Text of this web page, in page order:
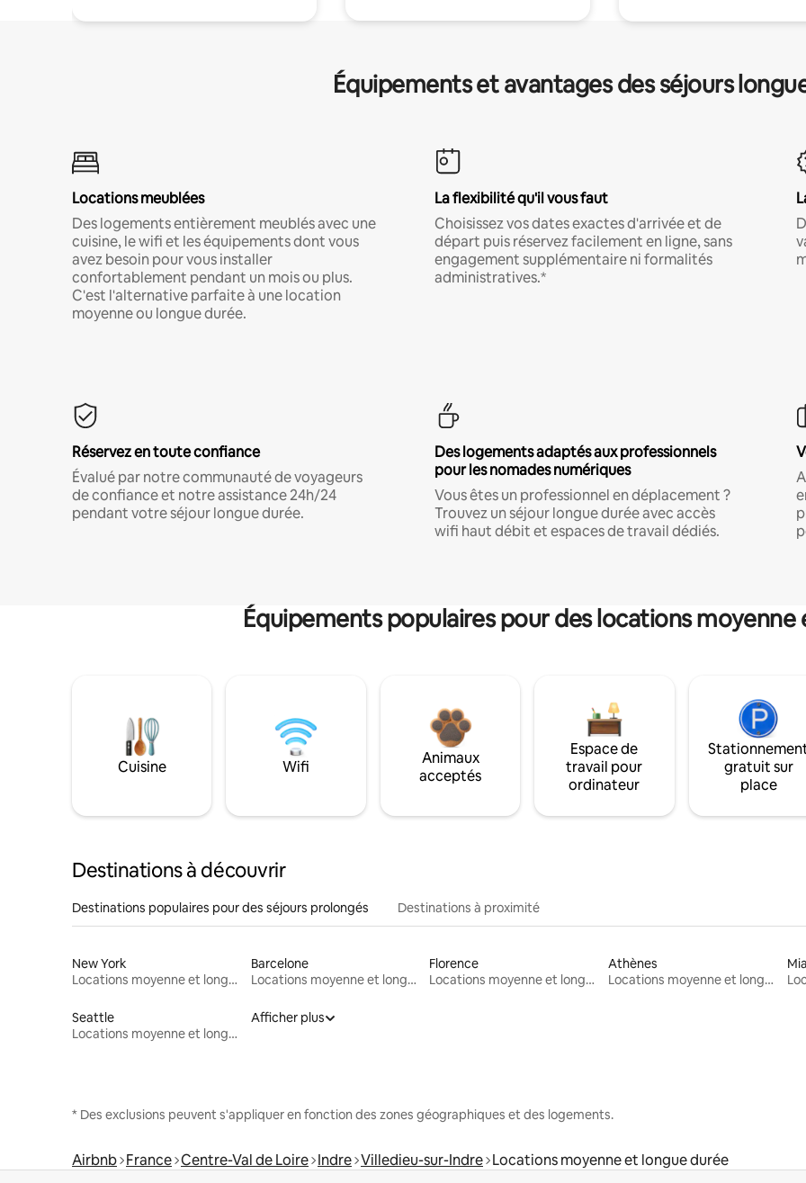
Équipements et avantages des séjours
Locations meublées
Des logements entièrement meublés avec une
cuisine, le wifi et les équipements dont vous
avez besoin pour vous installer
confortablement pendant un mois ou plus.
C'est l'alternative parfaite à une location
moyenne ou longue durée.
La flexibilité qu'il vous faut
Choisissez vos dates exactes d'arrivée et de
départ puis réservez facilement en ligne, sans
engagement supplémentaire ni formalités
administratives.*
Réservez en toute confiance
Évalué par notre communauté de voyageurs
de confiance et notre assistance 24h/24
pendant votre séjour longue durée.
Des logements adaptés aux professionnels
pour les nomades numériques
Vous êtes un professionnel en déplacement ?
Trouvez un séjour longue durée avec accès
wifi haut débit et espaces de travail dédiés.
Équipements populaires pour des locations
Cuisine Wifi
Animaux
acceptés
Espace de
travail pour
ordinateur
gratuit sur
place
Destinations à découvrir
Destinations populaires pour des séjours prolongés Destinations à proximité
New York
Locations moyenne et longue durée
Barcelone
Locations moyenne et longue durée
Florence
Locations moyenne et longue durée
Athènes
Locations moyenne et longue durée
Seattle
Locations moyenne et longue durée
Afficher plus
* Des exclusions peuvent s'appliquer en fonction des zones géographiques et des logements.
Airbnb France Centre-Val de Loire Indre Villedieu-sur-Indre Locations moyenne et longue durée